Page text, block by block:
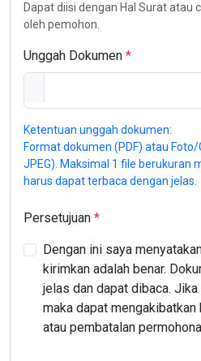
Dapat diisi dengan Hal Surat atau
oleh pemohon.
Unggah Dokumen
Ketentuan unggah dokumen:
Format dokumen (PDF) atau Foto/
JPEG). Maksimal 1 file berukuran
harus dapat terbaca dengan jelas.
Persetujuan
Dengan ini saya
kirimkan adalah benar.
jelas dan dapat dibaca.
maka dapat
atau pembatalan